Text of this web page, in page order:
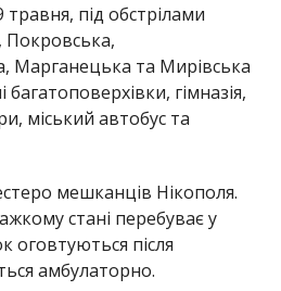
травня, під обстрілами
Покровська,
Марганецька та Мирівська
гімназія,
міський автобус та
мешканців Нікополя.
стані перебуває у
оговтуються після
амбулаторно.